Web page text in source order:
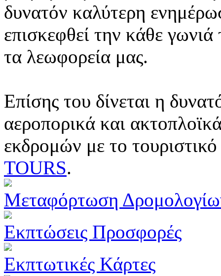
δυνατόν καλύτερη
επισκεφθεί την κάθε
τα λεωφορεία μας.
Επίσης του δίνεται η
αεροπορικά και
εκδρομών με το
TOURS.
Μεταφόρτωση
Εκπτώσεις Προσφορές
Εκπτωτικές Κάρτες